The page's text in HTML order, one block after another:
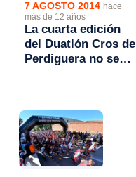
7 AGOSTO 2014 hace
más de 12 años
La cuarta edición
del Duatlón Cros de
Perdiguera no se